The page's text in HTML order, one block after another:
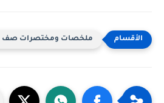
ملخصات ومختصرات صف